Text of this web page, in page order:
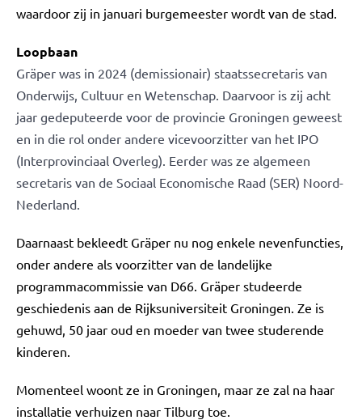
waardoor zij in januari burgemeester wordt van de stad.
Loopbaan
Gräper was in 2024 (demissionair) staatssecretaris van
Onderwijs, Cultuur en Wetenschap. Daarvoor is zij acht
jaar gedeputeerde voor de provincie Groningen geweest
en in die rol onder andere vicevoorzitter van het IPO
(Interprovinciaal Overleg). Eerder was ze algemeen
secretaris van de Sociaal Economische Raad (SER) Noord-
Nederland.
Daarnaast bekleedt Gräper nu nog enkele nevenfuncties,
onder andere als voorzitter van de landelijke
programmacommissie van D66. Gräper studeerde
geschiedenis aan de Rijksuniversiteit Groningen. Ze is
gehuwd, 50 jaar oud en moeder van twee studerende
kinderen.
Momenteel woont ze in Groningen, maar ze zal na haar
installatie verhuizen naar Tilburg toe.